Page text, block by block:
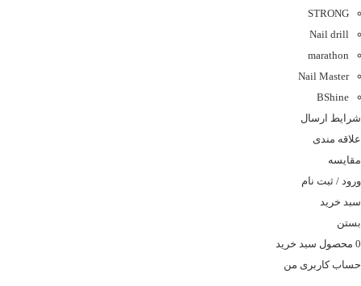
STRONG
Nail drill
marathon
Nail Master
BShine
شرایط ارسال
علاقه مندی
مقایسه
ورود / ثبت نام
سبد خرید
بستن
0 محصول سبد خرید
حساب کاربری من